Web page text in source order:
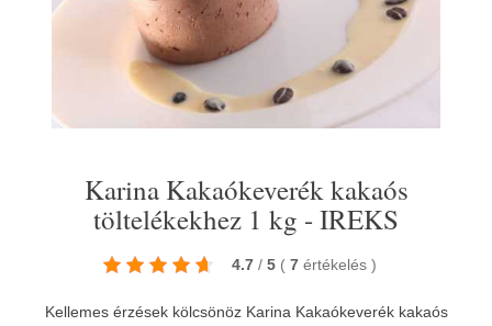
Karina Kakaókeverék kakaós
töltelékekhez 1 kg - IREKS
4.7 / 5 ( 7 értékelés )
Kellemes érzések kölcsönöz Karina Kakaókeverék kakaós